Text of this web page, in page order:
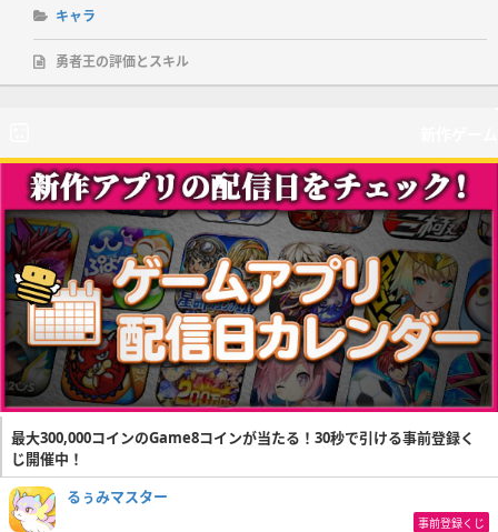
キャラ
勇者王の評価とスキル
最大300,000コインのGame8コインが当たる！30秒で引ける事前登録く
じ開催中！
るぅみマスター
事前登録くじ